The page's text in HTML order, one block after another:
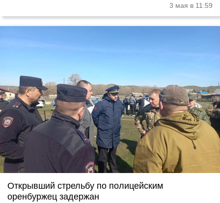
3 мая в 11:59
Открывший стрельбу по полицейским
оренбуржец задержан